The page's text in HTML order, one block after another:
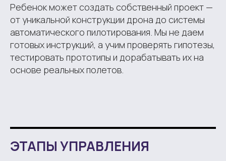
Ребенок может создать собственный проект —
от уникальной конструкции дрона до системы
автоматического пилотирования. Мы не даем
готовых инструкций, а учим проверять гипотезы,
тестировать прототипы и дорабатывать их на
основе реальных полетов.
ЭТАПЫ УПРАВЛЕНИЯ